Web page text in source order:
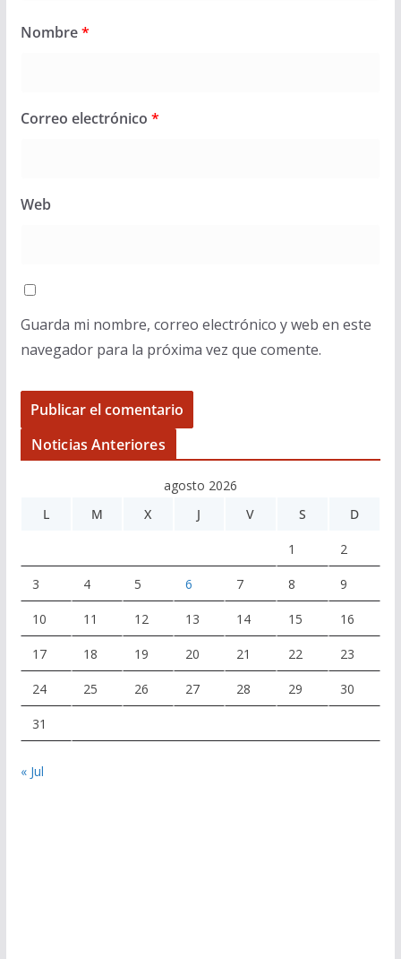
Nombre*
Correo electrónico *
Web
Guarda mi nombre, correo electrónico y web en este
navegador para la próxima vez que comente.
Noticias Anteriores
agosto 2026
L
M X J V S D
1 2
3 4 5 6 7 8 9
10 11 12 13 14 15 16
17 18 19 20 21 22 23
24 25 26 27 28 29 30
31
« Jul